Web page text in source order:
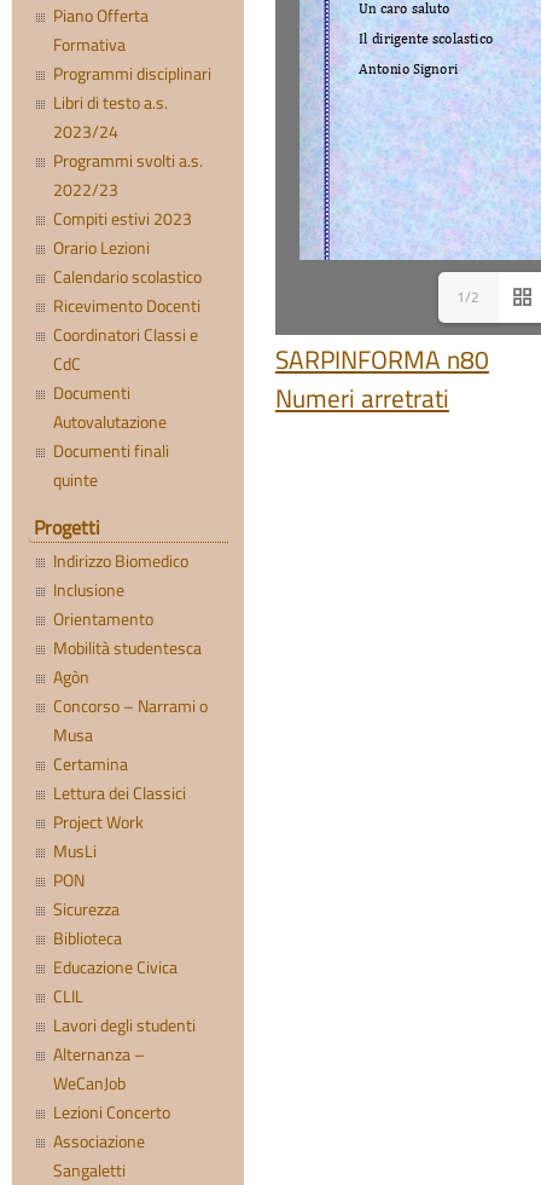
Piano Offerta
Formativa
Programmi disciplinari
Libri di testo a.s.
2023/24
Programmi svolti a.s.
2022/23
Compiti estivi 2023
Orario Lezioni
Calendario scolastico
Ricevimento Docenti
Coordinatori Classi e
CdC
Documenti
Autovalutazione
Documenti finali
quinte
Progetti
Indirizzo Biomedico
Inclusione
Orientamento
Mobilità studentesca
Agòn
Concorso – Narrami o
Musa
Certamina
Lettura dei Classici
Project Work
MusLi
PON
Sicurezza
Biblioteca
Educazione Civica
CLIL
Lavori degli studenti
Alternanza –
WeCanJob
Lezioni Concerto
Associazione
Sangaletti
1/2
SARPINFORMA n80
Numeri arretrati